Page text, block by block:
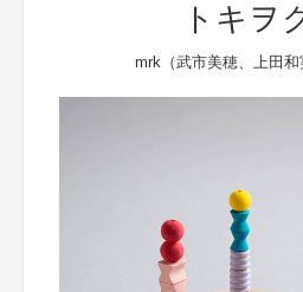
トキヲ
mrk（武市美穂、上田和